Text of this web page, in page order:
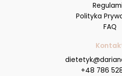
Polityka
FAQ
+48 786